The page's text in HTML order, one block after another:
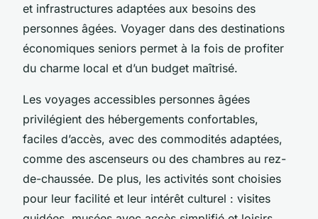
et infrastructures adaptées aux besoins des
personnes âgées. Voyager dans des destinations
économiques seniors permet à la fois de profiter
du charme local et d’un budget maîtrisé.
Les voyages accessibles personnes âgées
privilégient des hébergements confortables,
faciles d’accès, avec des commodités adaptées,
comme des ascenseurs ou des chambres au rez-
de-chaussée. De plus, les activités sont choisies
pour leur facilité et leur intérêt culturel : visites